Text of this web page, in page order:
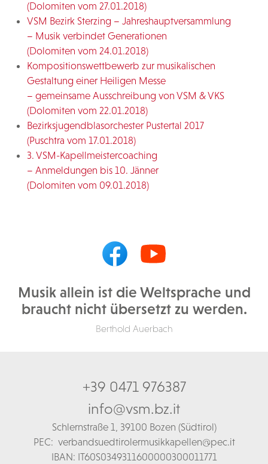
(Dolomiten vom 27.01.2018)
VSM Bezirk Sterzing – Jahreshauptversammlung
– Musik verbindet Generationen
(Dolomiten vom 24.01.2018)
Kompositionswettbewerb zur musikalischen
Gestaltung einer Heiligen Messe
– gemeinsame Ausschreibung von VSM & VKS
(Dolomiten vom 22.01.2018)
Bezirksjugendblasorchester Pustertal 2017
(Puschtra vom 17.01.2018)
3. VSM-Kapellmeistercoaching
– Anmeldungen bis 10. Jänner
(Dolomiten vom 09.01.2018)
Musik allein ist die Weltsprache und
braucht nicht übersetzt zu werden.
Berthold Auerbach
+39 0471 976387
info@vsm.bz.it
Schlernstraße 1, 39100 Bozen (Südtirol)
PEC: verbandsuedtirolermusikkapellen@pec.it
IBAN: IT60S0349311600000300011771